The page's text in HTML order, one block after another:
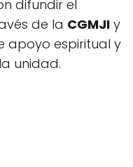
difundir el
de la CGMJI y
apoyo espiritual y
unidad.